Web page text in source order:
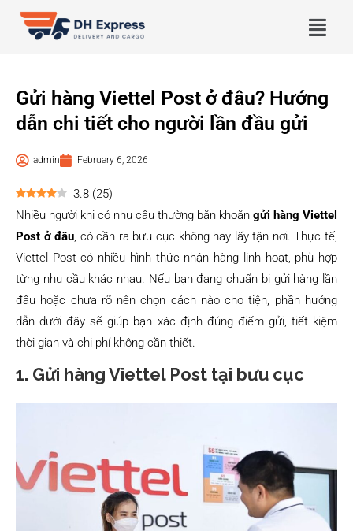
Gửi hàng Viettel Post ở đâu? Hướng
dẫn chi tiết cho người lần đầu gửi
admin February 6, 2026
3.8 (25)
Nhiều người khi có nhu cầu thường băn khoăn gửi hàng Viettel
Post ở đâu, có cần ra bưu cục không hay lấy tận nơi. Thực tế,
Viettel Post có nhiều hình thức nhận hàng linh hoạt, phù hợp
từng nhu cầu khác nhau. Nếu bạn đang chuẩn bị gửi hàng lần
đầu hoặc chưa rõ nên chọn cách nào cho tiện, phần hướng
dẫn dưới đây sẽ giúp bạn xác định đúng điểm gửi, tiết kiệm
thời gian và chi phí không cần thiết.
1. Gửi hàng Viettel Post tại bưu cục